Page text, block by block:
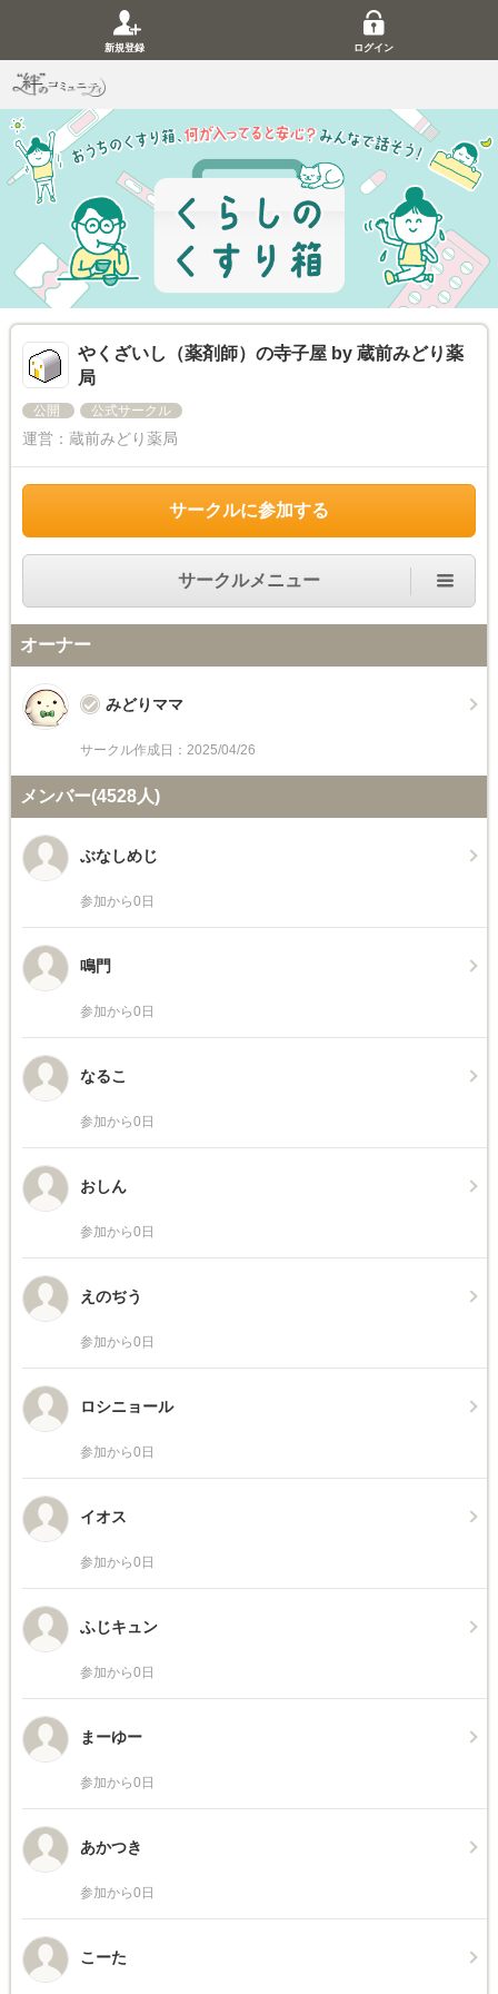
新規登録 ログイン
やくざいし（薬剤師）の寺子屋 by 蔵前みどり薬
局
公開 公式サークル
運営： 蔵前みどり薬局
サークルに参加する
サークルメニュー
オーナー
みどりママ
サークル作成日：2025/04/26
メンバー(4528人)
ぶなしめじ
参加から0日
鳴門
参加から0日
なるこ
参加から0日
おしん
参加から0日
えのぢう
参加から0日
ロシニョール
参加から0日
イオス
参加から0日
ふじキュン
参加から0日
まーゆー
参加から0日
あかつき
参加から0日
こーた